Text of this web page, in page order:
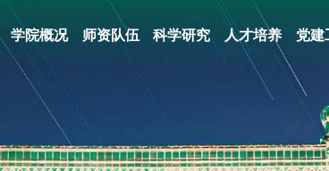
学院概况 师资队伍 科学研究 人才培养 党建